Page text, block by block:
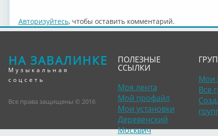
Авторизуйтесь, чтобы оставить комментарий.
НА ЗАВАЛИНКЕ
Музыкальная
соцсеть
Все права защищены © 2016
ПОЛЕЗНЫЕ
ССЫЛКИ
Моя лента
Мой профайл
Мои установки
Деревенский
Москвич
Мои
Все